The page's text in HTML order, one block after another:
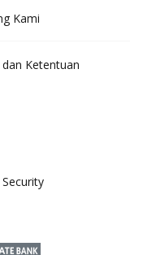
Kami
Ketentuan